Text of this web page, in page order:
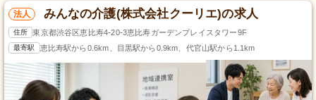
法人 みんなの介護(株式会社クーリエ)の求人
住所 東京都渋谷区恵比寿4-20-3恵比寿ガーデンプレイスタワー9F
最寄駅 恵比寿駅から0.6km、目黒駅から0.9km、代官山駅から1.1km